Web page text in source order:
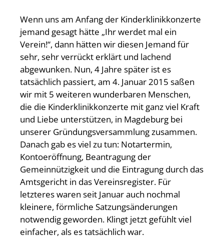
Wenn uns am Anfang der Kinderklinikkonzerte
jemand gesagt hätte „Ihr werdet mal ein
Verein!“, dann hätten wir diesen Jemand für
sehr, sehr verrückt erklärt und lachend
abgewunken. Nun, 4 Jahre später ist es
tatsächlich passiert, am 4. Januar 2015 saßen
wir mit 5 weiteren wunderbaren Menschen,
die die Kinderklinikkonzerte mit ganz viel Kraft
und Liebe unterstützen, in Magdeburg bei
unserer Gründungsversammlung zusammen.
Danach gab es viel zu tun: Notartermin,
Kontoeröffnung, Beantragung der
Gemeinnützigkeit und die Eintragung durch das
Amtsgericht in das Vereinsregister. Für
letzteres waren seit Januar auch nochmal
kleinere, förmliche Satzungsänderungen
notwendig geworden. Klingt jetzt gefühlt viel
einfacher, als es tatsächlich war.